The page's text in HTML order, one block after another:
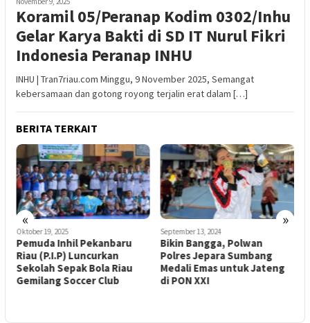
Koramil 05/Peranap Kodim 0302/Inhu
Gelar Karya Bakti di SD IT Nurul Fikri
Indonesia Peranap INHU
INHU | Tran7riau.com Minggu, 9 November 2025, Semangat
kebersamaan dan gotong royong terjalin erat dalam […]
BERITA TERKAIT
« »
Oktober 19, 2025
Pemuda Inhil Pekanbaru
Riau (P.I.P) Luncurkan
Sekolah Sepak Bola Riau
Gemilang Soccer Club
September 13, 2024
Bikin Bangga, Polwan
Polres Jepara Sumbang
Medali Emas untuk Jateng
di PON XXI